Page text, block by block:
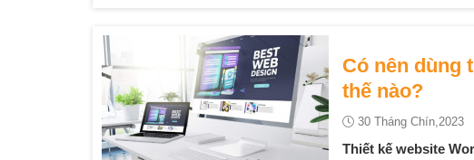
Có nên dùng
thế nào?
30 Tháng Chín,2023
Thiết kế website